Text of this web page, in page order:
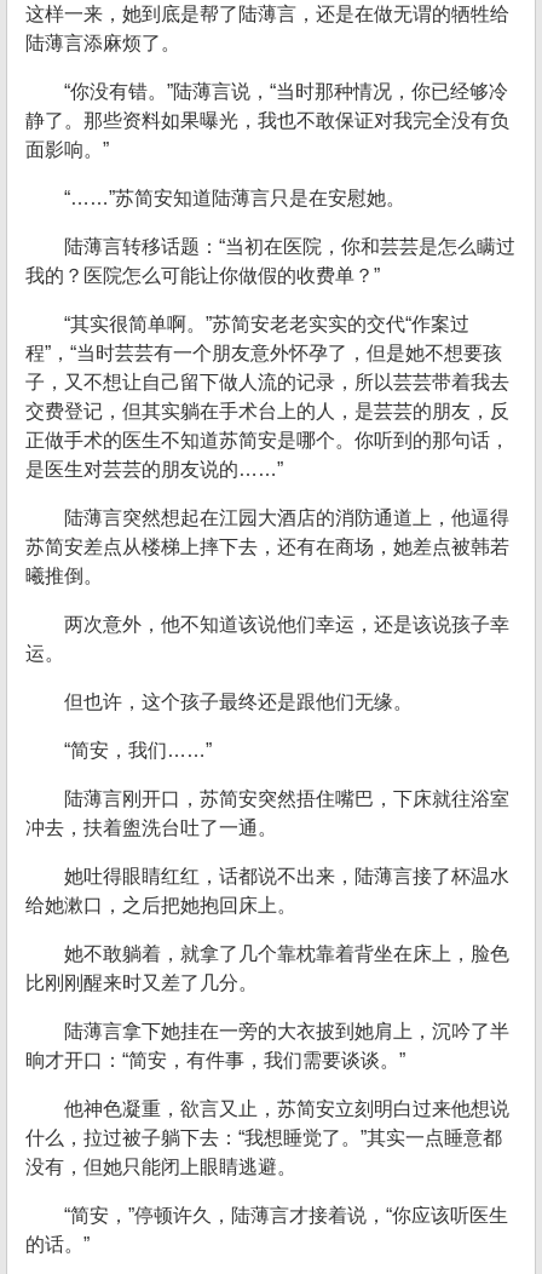
这样一来，她到底是帮了陆薄言，还是在做无谓的牺牲给
陆薄言添麻烦了。
“你没有错。”陆薄言说，“当时那种情况，你已经够冷
静了。那些资料如果曝光，我也不敢保证对我完全没有负
面影响。”
“……”苏简安知道陆薄言只是在安慰她。
陆薄言转移话题：“当初在医院，你和芸芸是怎么瞒过
我的？医院怎么可能让你做假的收费单？”
“其实很简单啊。”苏简安老老实实的交代“作案过
程”，“当时芸芸有一个朋友意外怀孕了，但是她不想要孩
子，又不想让自己留下做人流的记录，所以芸芸带着我去
交费登记，但其实躺在手术台上的人，是芸芸的朋友，反
正做手术的医生不知道苏简安是哪个。你听到的那句话，
是医生对芸芸的朋友说的……”
陆薄言突然想起在江园大酒店的消防通道上，他逼得
苏简安差点从楼梯上摔下去，还有在商场，她差点被韩若
曦推倒。
两次意外，他不知道该说他们幸运，还是该说孩子幸
运。
但也许，这个孩子最终还是跟他们无缘。
“简安，我们……”
陆薄言刚开口，苏简安突然捂住嘴巴，下床就往浴室
冲去，扶着盥洗台吐了一通。
她吐得眼睛红红，话都说不出来，陆薄言接了杯温水
给她漱口，之后把她抱回床上。
她不敢躺着，就拿了几个靠枕靠着背坐在床上，脸色
比刚刚醒来时又差了几分。
陆薄言拿下她挂在一旁的大衣披到她肩上，沉吟了半
晌才开口：“简安，有件事，我们需要谈谈。”
他神色凝重，欲言又止，苏简安立刻明白过来他想说
什么，拉过被子躺下去：“我想睡觉了。”其实一点睡意都
没有，但她只能闭上眼睛逃避。
“简安，”停顿许久，陆薄言才接着说，“你应该听医生
的话。”